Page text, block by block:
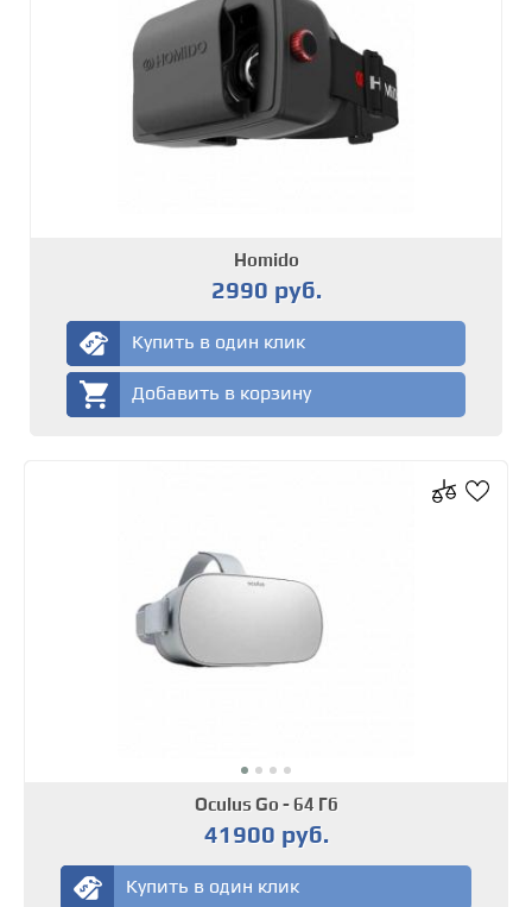
Homido
2990 руб.
Купить в один клик
Добавить в корзину
Oculus Go - 64 Гб
41900 руб.
Купить в один клик